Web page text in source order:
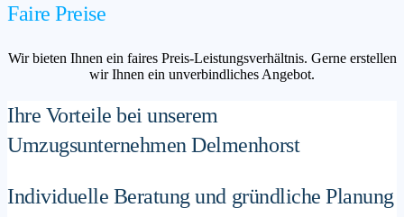
Faire Preise
Wir bieten Ihnen ein faires Preis-Leistungsverhältnis. Gerne erstellen
wir Ihnen ein unverbindliches Angebot.
Ihre Vorteile bei unserem
Umzugsunternehmen Delmenhorst
Individuelle Beratung und gründliche Planung